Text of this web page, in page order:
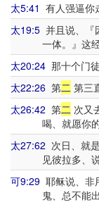
太5:41 有人强逼你
太19:5 并且说、『
一体。』这
太20:24 那十个门
太22:26 第二 第三
太26:42 第二 次又
喝、就愿你
太27:62 次日、就
见彼拉多、说
可9:29 耶稣说、非
鬼、总不能